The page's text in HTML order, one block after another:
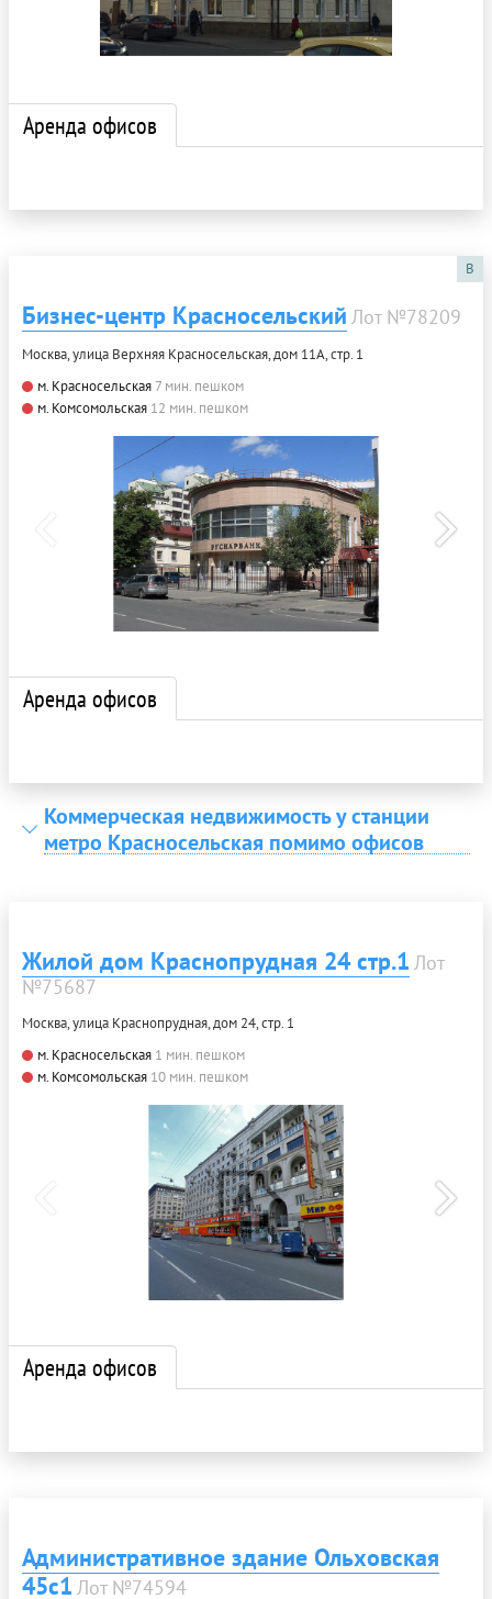
Аренда офисов
B
Бизнес-центр Красносельский Лот №78209
Москва, улица Верхняя Красносельская, дом 11А, стр. 1
м. Красносельская 7 мин. пешком
м. Комсомольская 12 мин. пешком
Аренда офисов
Коммерческая недвижимость у станции
метро Красносельская помимо офисов
Жилой дом Краснопрудная 24 стр.1 Лот
№75687
Москва, улица Краснопрудная, дом 24, стр. 1
м. Красносельская 1 мин. пешком
м. Комсомольская 10 мин. пешком
Аренда офисов
Административное здание Ольховская
45с1 Лот №74594